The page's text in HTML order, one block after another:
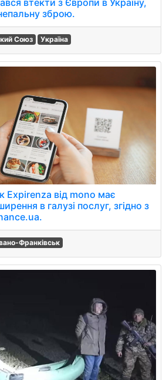
втекти з Європи в Україну,
зброю.
Союз Україна
Expirenza від mono має
в галузі послуг, згідно з
Франківськ